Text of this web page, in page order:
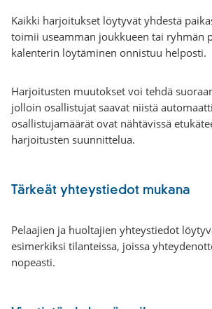
Kaikki harjoitukset löytyvät yhdestä
toimii useamman joukkueen tai ryhmän
kalenterin löytäminen onnistuu helposti.
Harjoitusten muutokset voi tehdä
jolloin osallistujat saavat niistä
osallistujamäärät ovat nähtävissä
harjoitusten suunnittelua.
Tärkeät yhteystiedot mukana
Pelaajien ja huoltajien yhteystiedot
esimerkiksi tilanteissa, joissa
nopeasti.